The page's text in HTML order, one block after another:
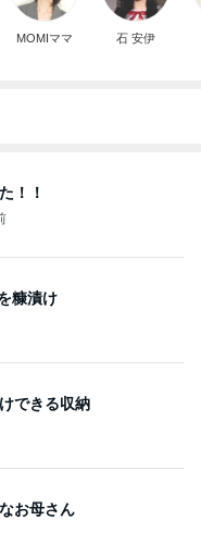
MOMIママ 石 安伊
！！
糠漬け
できる収納
お母さん